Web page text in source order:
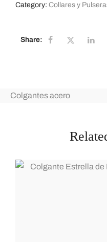
Category: Collares y
Share:
Colgantes acero